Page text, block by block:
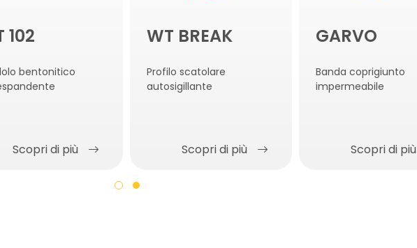
102
bentonitico
Scopri di più
WT BREAK
Profilo scatolare
autosigillante
Scopri di più
GARVO
Banda coprigiunto
impermeabile
Scopri di più